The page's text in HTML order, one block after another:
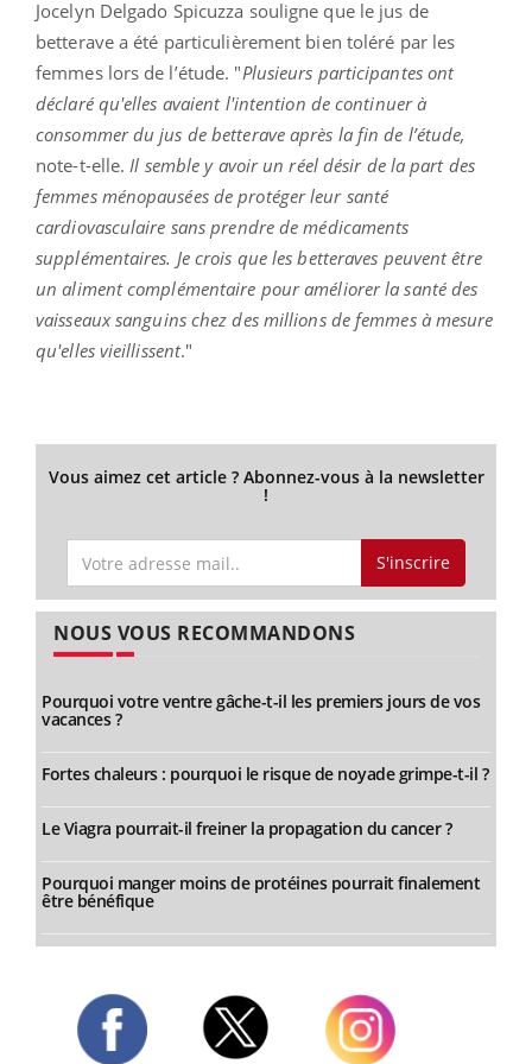
Jocelyn Delgado Spicuzza souligne que le jus de
betterave a été particulièrement bien toléré par les
femmes lors de l’étude. "Plusieurs participantes ont
déclaré qu'elles avaient l'intention de continuer à
consommer du jus de betterave après la fin de l’étude,
note-t-elle. Il semble y avoir un réel désir de la part des
femmes ménopausées de protéger leur santé
cardiovasculaire sans prendre de médicaments
supplémentaires. Je crois que les betteraves peuvent être
un aliment complémentaire pour améliorer la santé des
vaisseaux sanguins chez des millions de femmes à mesure
qu'elles vieillissent."
Vous aimez cet article ? Abonnez-vous à la newsletter
!
S'inscrire
NOUS VOUS RECOMMANDONS
Pourquoi votre ventre gâche-t-il les premiers jours de vos
vacances ?
Fortes chaleurs : pourquoi le risque de noyade grimpe-t-il ?
Le Viagra pourrait-il freiner la propagation du cancer ?
Pourquoi manger moins de protéines pourrait finalement
être bénéfique